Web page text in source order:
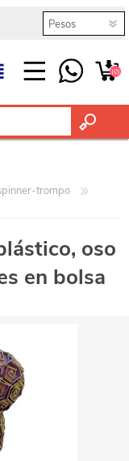
(0)
trompo
oso
en bolsa